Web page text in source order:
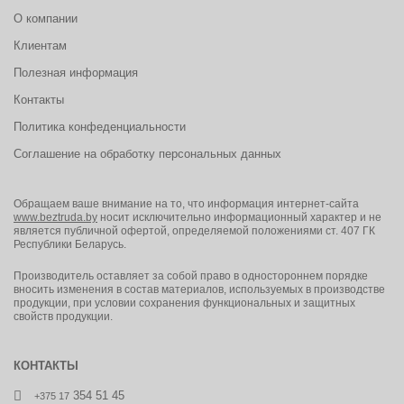
Кулмакс) иONSTEAM (Он Стим) отводит влагу от стопы и
DERMODRY COOLMAX иполиуретана отводит влагу от стопы и
Колодка имеет оптимальные полнотно-размерные
ивесенне-осенний периоды, обеспечивает комфорт идает
возможность работать целый день, не испытывая дискомфорта и
усталости.
энергетической, химической промышленности, натранспорте и
вагропромышленном комплексе.
О компании
Клиентам
Полезная информация
Контакты
Политика конфеденциальности
Соглашение на обработку персональных данных
Обращаем ваше внимание на то, что информация интернет-сайта
www.beztruda.by носит исключительно информационный характер и не
является публичной офертой, определяемой положениями ст. 407 ГК
Республики Беларусь.
Производитель оставляет за собой право в одностороннем порядке
вносить изменения в состав материалов, используемых в производстве
продукции, при условии сохранения функциональных и защитных
свойств продукции.
КОНТАКТЫ
+375 17 354 51 45